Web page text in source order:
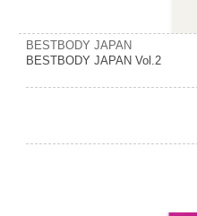
BESTBODY JAPAN
BESTBODY JAPAN Vol.2